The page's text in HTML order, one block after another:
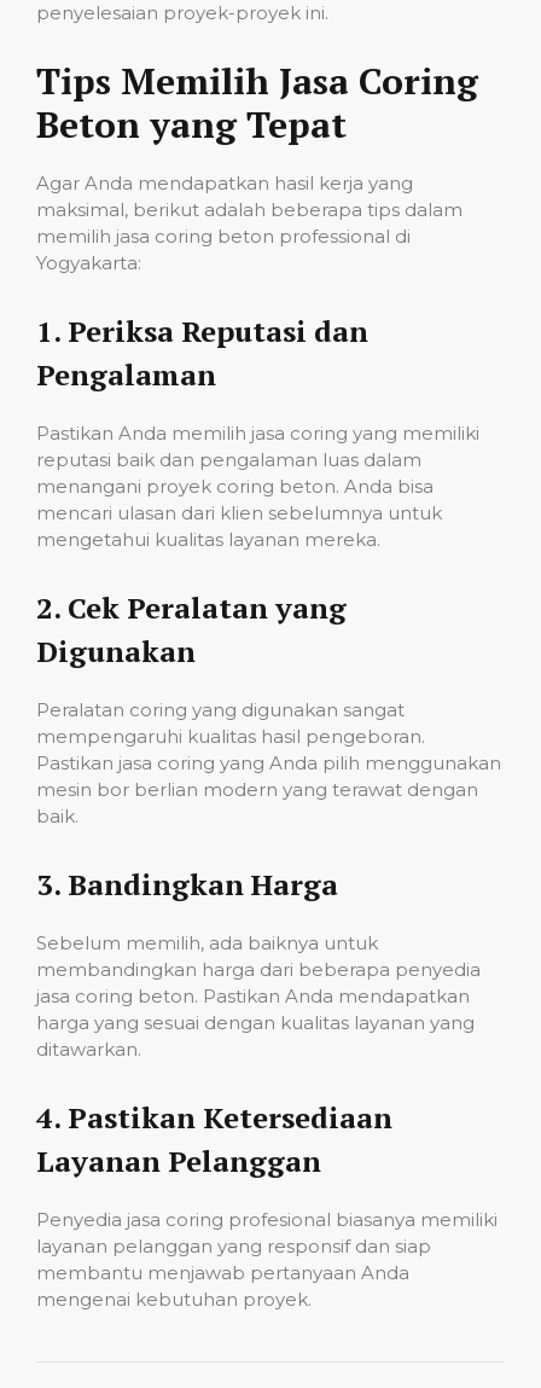
penyelesaian proyek-proyek ini.
Tips Memilih Jasa Coring
Beton yang Tepat
Agar Anda mendapatkan hasil kerja yang
maksimal, berikut adalah beberapa tips dalam
memilih jasa coring beton professional di
Yogyakarta:
1. Periksa Reputasi dan
Pengalaman
Pastikan Anda memilih jasa coring yang memiliki
reputasi baik dan pengalaman luas dalam
menangani proyek coring beton. Anda bisa
mencari ulasan dari klien sebelumnya untuk
mengetahui kualitas layanan mereka.
2. Cek Peralatan yang
Digunakan
Peralatan coring yang digunakan sangat
mempengaruhi kualitas hasil pengeboran.
Pastikan jasa coring yang Anda pilih menggunakan
mesin bor berlian modern yang terawat dengan
baik.
3. Bandingkan Harga
Sebelum memilih, ada baiknya untuk
membandingkan harga dari beberapa penyedia
jasa coring beton. Pastikan Anda mendapatkan
harga yang sesuai dengan kualitas layanan yang
ditawarkan.
4. Pastikan Ketersediaan
Layanan Pelanggan
Penyedia jasa coring profesional biasanya memiliki
layanan pelanggan yang responsif dan siap
membantu menjawab pertanyaan Anda
mengenai kebutuhan proyek.